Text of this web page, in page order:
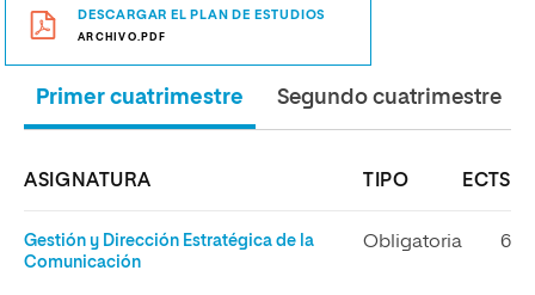
DESCARGAR EL PLAN DE ESTUDIOS
ARCHIVO.PDF
Primer cuatrimestre Segundo cuatrimestre
ASIGNATURA TIPO ECTS
Gestión y Dirección Estratégica de la
Comunicación
Obligatoria 6